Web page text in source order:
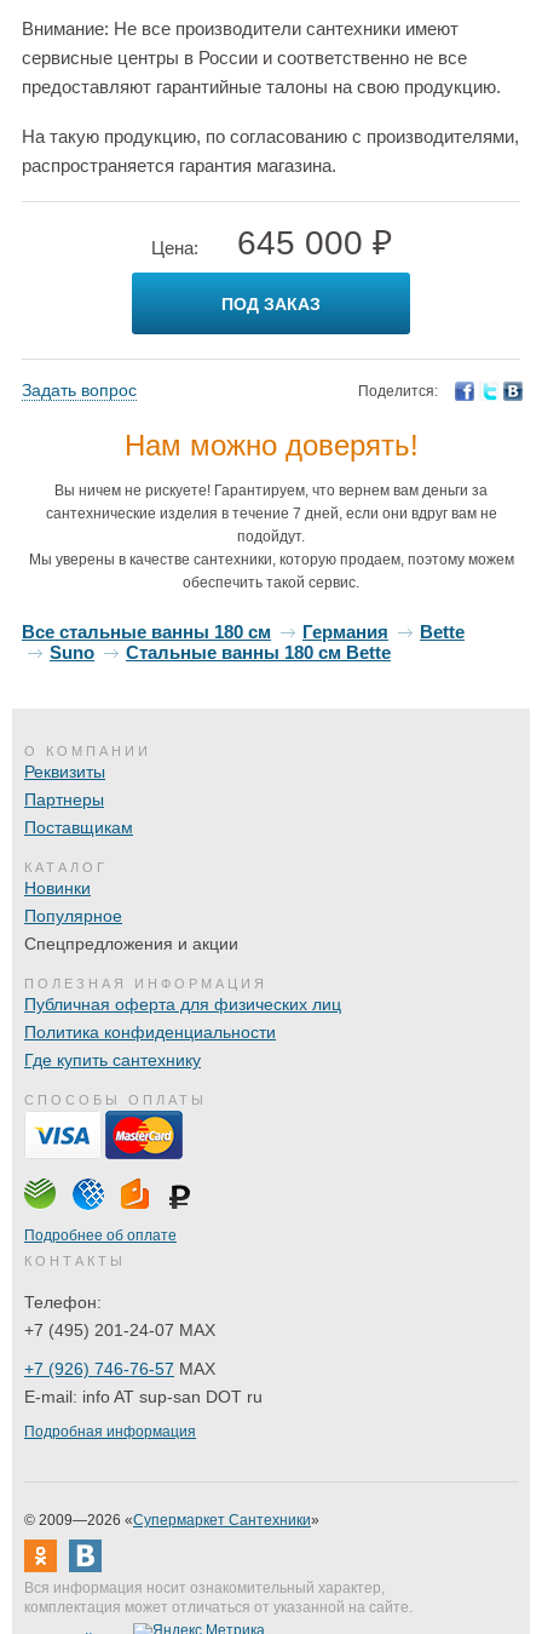
Внимание: Не все производители сантехники имеют
сервисные центры в России и соответственно не все
предоставляют гарантийные талоны на свою продукцию.
На такую продукцию, по согласованию с производителями,
распространяется гарантия магазина.
Цена: 645 000 ₽
ПОД ЗАКАЗ
Задать вопрос Поделится:
Нам можно доверять!
Вы ничем не рискуете! Гарантируем, что вернем вам деньги за
сантехнические изделия в течение 7 дней, если они вдруг вам не
подойдут.
Мы уверены в качестве сантехники, которую продаем, поэтому можем
обеспечить такой сервис.
Все стальные ванны 180 см Германия
Bette
Suno
Стальные ванны 180 см Bette
О КОМПАНИИ
Реквизиты
Партнеры
Поставщикам
КАТАЛОГ
Новинки
Популярное
Спецпредложения и акции
ПОЛЕЗНАЯ ИНФОРМАЦИЯ
Публичная оферта для физических лиц
Политика конфиденциальности
Где купить сантехнику
СПОСОБЫ ОПЛАТЫ
Подробнее об оплате
КОНТАКТЫ
Телефон:
+7 (495) 201-24-07 MAX
+7 (926) 746-76-57 MAX
E-mail: info AT sup-san DOT ru
Подробная информация
© 2009—2026 «Супермаркет Сантехники»
Вся информация носит ознакомительный характер,
комплектация может отличаться от указанной на сайте.